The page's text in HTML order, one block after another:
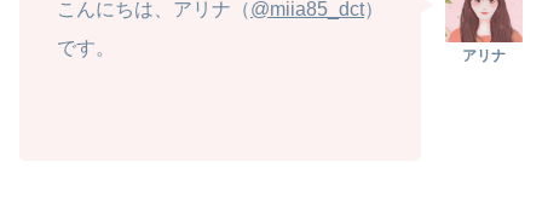
こんにちは、アリナ（@miia85_dct）
です。